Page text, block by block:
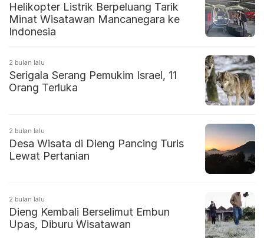
Helikopter Listrik Berpeluang Tarik
Minat Wisatawan Mancanegara ke
Indonesia
2 bulan lalu
Serigala Serang Pemukim Israel, 11
Orang Terluka
2 bulan lalu
Desa Wisata di Dieng Pancing Turis
Lewat Pertanian
2 bulan lalu
Dieng Kembali Berselimut Embun
Upas, Diburu Wisatawan